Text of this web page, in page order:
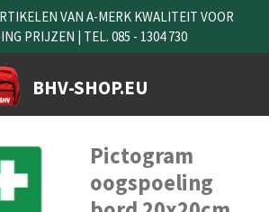
BHV-SHOP.EU
VAN A-MERK KWALITEIT VOOR
PRIJZEN | TEL. 085 - 1304 730
Pictogram
oogspoeling